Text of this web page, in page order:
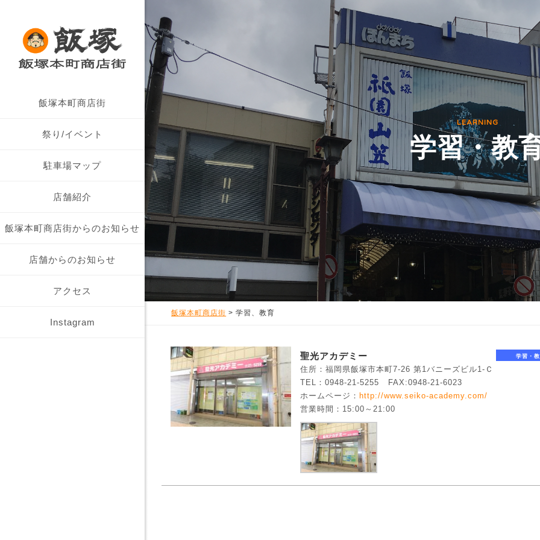
飯塚本町商店街 飯塚本町商店街について
商店街概要
祭り/イベント
駐車場マップ
店舗紹介
飯塚本町商店街からのお知らせ
店舗からのお知らせ
アクセス
Instagram
LEARNING
学習・教
飯塚本町商店街 >学習、教育
聖光アカデミー 学習・
住所：福岡県飯塚市本町7-26 第1バニーズビル1-Ｃ
TEL：0948-21-5255 FAX:0948-21-6023
ホームページ： http://www.seiko-academy.com/
営業時間：15:00～21:00